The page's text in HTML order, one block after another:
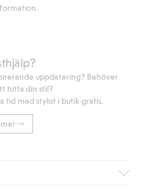
uppdatering? Behöver
hitta din stil?
tid med stylist i butik gratis.
mer